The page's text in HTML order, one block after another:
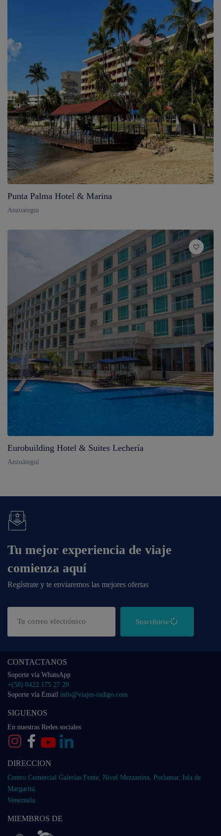
Punta Palma Hotel & Marina
Anzoátegui
Eurobuilding Hotel & Suites Lechería
Anzoátegui
Tu mejor experiencia de viaje
comienza aquí
Regístrate y te enviaremos las mejores ofertas
Suscribirse
CONTACTANOS
Soporte vía WhatsApp
+(58) 0422 175 27 29
Soporte vía Email info@viajes-indigo.com
SIGUENOS
En nuestras Redes sociales
DIRECCION
Centro Comercial Galerías Fente, Nivel Mezzanina, Porlamar, Isla de
Margarita.
Venezuela.
MIEMBROS DE